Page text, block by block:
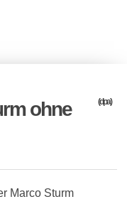
ohne
(dpa)
Marco Sturm